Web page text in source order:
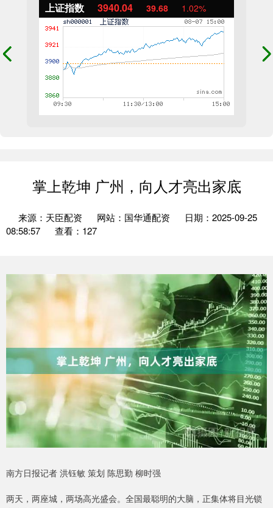
上证指数 3940.04 39.68 1.02%
掌上乾坤 广州，向人才亮出家底
来源：天臣配资 网站：国华通配资
日期：2025-09-25
08:58:57
查看：127
南方日报记者 洪钰敏 策划 陈思勤 柳时强
两天，两座城，两场高光盛会。全国最聪明的大脑，正集体将目光锁